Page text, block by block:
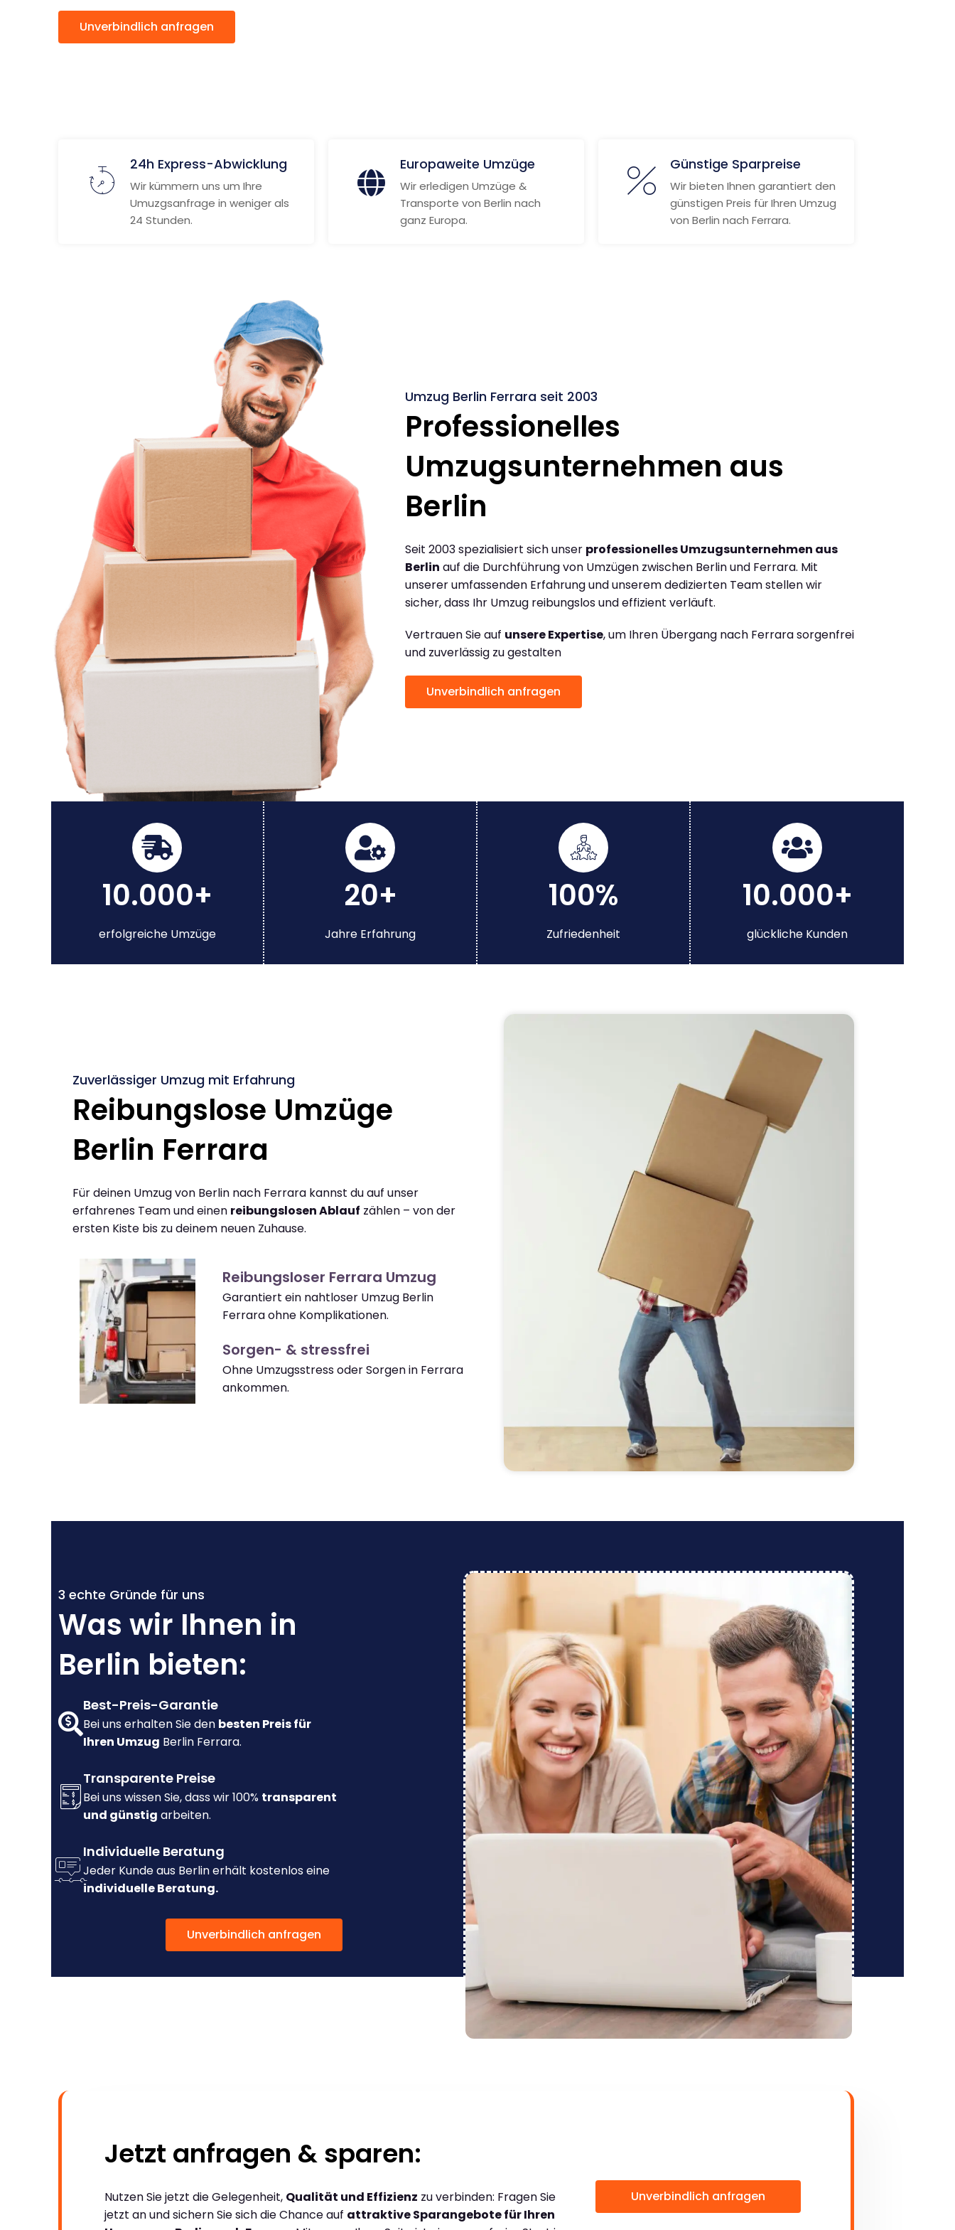
Unverbindlich anfragen
24h Express-Abwicklung
Wir kümmern uns um Ihre
Umuzgsanfrage in weniger als
24 Stunden.
Europaweite Umzüge
Wir erledigen Umzüge &
Transporte von Berlin nach
ganz Europa.
Günstige Sparpreise
Wir bieten Ihnen garantiert den
günstigen Preis für Ihren Umzug
von Berlin nach Ferrara.
Umzug Berlin Ferrara seit 2003
Professionelles
Umzugsunternehmen aus
Berlin
Seit 2003 spezialisiert sich unser professionelles Umzugsunternehmen aus
Berlin auf die Durchführung von Umzügen zwischen Berlin und Ferrara. Mit
unserer umfassenden Erfahrung und unserem dedizierten Team stellen wir
sicher, dass Ihr Umzug reibungslos und effizient verläuft.
Vertrauen Sie auf unsere Expertise, um Ihren Übergang nach Ferrara sorgenfrei
und zuverlässig zu gestalten
Unverbindlich anfragen
10.000+
erfolgreiche Umzüge
20+
Jahre Erfahrung
100%
Zufriedenheit
10.000+
glückliche Kunden
Zuverlässiger Umzug mit Erfahrung
Reibungslose Umzüge
Berlin Ferrara
Für deinen Umzug von Berlin nach Ferrara kannst du auf unser
erfahrenes Team und einen reibungslosen Ablauf zählen – von der
ersten Kiste bis zu deinem neuen Zuhause.
Reibungsloser Ferrara Umzug
Garantiert ein nahtloser Umzug Berlin
Ferrara ohne Komplikationen.
Sorgen- & stressfrei
Ohne Umzugsstress oder Sorgen in Ferrara
ankommen.
3 echte Gründe für uns
Was wir Ihnen in
Berlin bieten:
Best-Preis-Garantie
Bei uns erhalten Sie den besten Preis für
Ihren Umzug Berlin Ferrara.
Transparente Preise
Bei uns wissen Sie, dass wir 100% transparent
und günstig arbeiten.
Individuelle Beratung
Jeder Kunde aus Berlin erhält kostenlos eine
individuelle Beratung.
Unverbindlich anfragen
Jetzt anfragen & sparen:
Nutzen Sie jetzt die Gelegenheit, Qualität und Effizienz zu verbinden: Fragen Sie
jetzt an und sichern Sie sich die Chance auf attraktive Sparangebote für Ihren
Unverbindlich anfragen